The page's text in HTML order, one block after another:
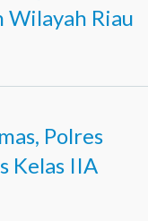
Riau
Polres
Kelas IIA